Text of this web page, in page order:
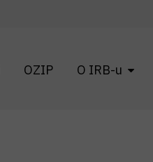
OZIP O IRB-u